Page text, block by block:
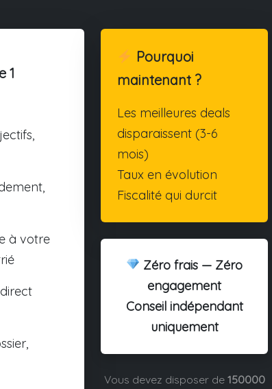
1
à votre
Pourquoi
maintenant ?
Les meilleures deals
disparaissent (3-6
mois)
Taux en évolution
Fiscalité qui durcit
Zéro frais — Zéro
engagement
Conseil indépendant
uniquement
Vous devez disposer de 150000